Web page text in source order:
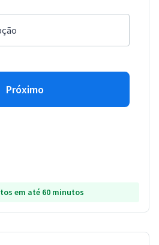
Próximo
em até 60 minutos